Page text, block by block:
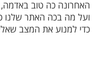
האחרונה כה טוב
ועל מה בכה האתר שלנו
כדי למנוע את המצב